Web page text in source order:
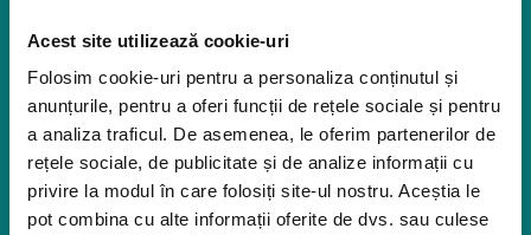
Acest site utilizează cookie-uri
Folosim cookie-uri pentru a personaliza conținutul și
anunțurile, pentru a oferi funcții de rețele sociale și pentru
a analiza traficul. De asemenea, le oferim partenerilor de
rețele sociale, de publicitate și de analize informații cu
privire la modul în care folosiți site-ul nostru. Aceștia le
pot combina cu alte informații oferite de dvs. sau culese
Dispozitive pentru urcarea scărilor
Rampe pentru scaune cu rotile
Bare de prindere și mânere de baie
Închiriere platforme șenilate
Închiriere rampe acces
Produse pentru adulţi
Apnee în somn